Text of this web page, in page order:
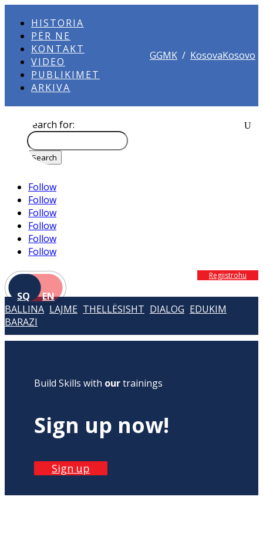
HISTORIA
PËR NE
KONTAKT
VIDEO
PUBLIKIMET
ARKIVA
GGMK / KosovaKosovo
Search for:
Follow
Follow
Follow
Follow
Follow
Follow
SQ EN
Regjistrohu
BALLINA LAJME THELLËSISHT DIALOG EDUKIM
BARAZI
Build Skills with ourtrainings
Sign up now!
Sign up